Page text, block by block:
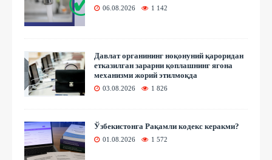
06.08.2026 1 142
Давлат органининг ноқонуний қароридан
етказилган зарарни қоплашнинг ягона
механизми жорий этилмоқда
03.08.2026 1 826
Ўзбекистонга Рақамли кодекс керакми?
01.08.2026 1 572